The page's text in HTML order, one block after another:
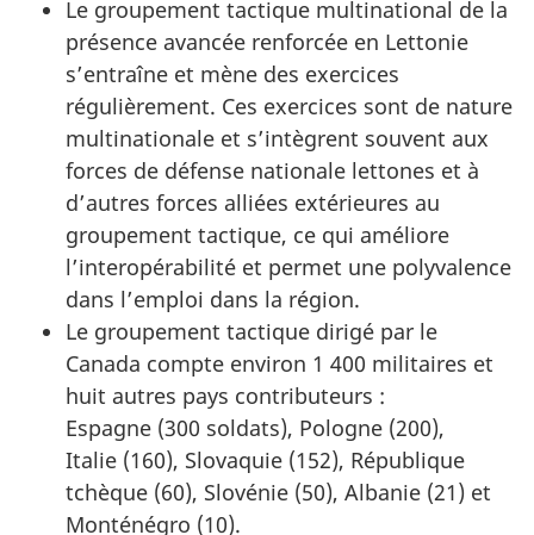
Le groupement tactique multinational de la
présence avancée renforcée en Lettonie
s’entraîne et mène des exercices
régulièrement. Ces exercices sont de nature
multinationale et s’intègrent souvent aux
forces de défense nationale lettones et à
d’autres forces alliées extérieures au
groupement tactique, ce qui améliore
l’interopérabilité et permet une polyvalence
dans l’emploi dans la région.
Le groupement tactique dirigé par le
Canada compte environ 1 400 militaires et
huit autres pays contributeurs :
Espagne (300 soldats), Pologne (200),
Italie (160), Slovaquie (152), République
tchèque (60), Slovénie (50), Albanie (21) et
Monténégro (10).